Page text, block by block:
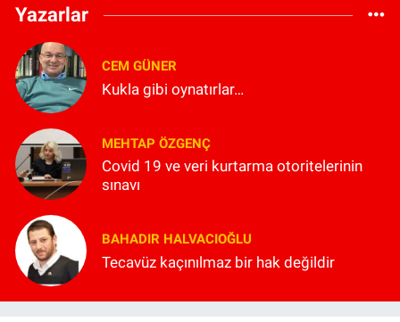
Yazarlar
CEM GÜNER
Kukla gibi oynatırlar…
MEHTAP ÖZGENÇ
Covid 19 ve veri kurtarma otoritelerinin
sınavı
BAHADIR HALVACIOĞLU
Tecavüz kaçınılmaz bir hak değildir